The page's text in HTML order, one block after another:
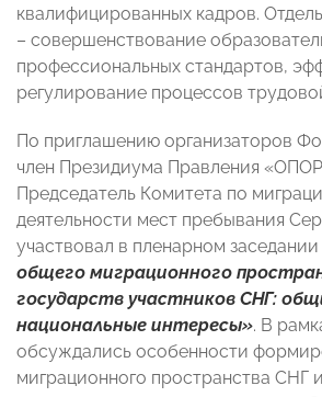
квалифицированных кадров.
– совершенствование
профессиональных стандартов,
регулирование процессов
По приглашению организаторов
член Президиума Правления
Председатель Комитета по
деятельности мест пребывания
участвовал в пленарном заседании
общего миграционного
государств участников СНГ:
национальные интересы». В
обсуждались особенности
миграционного пространства СНГ